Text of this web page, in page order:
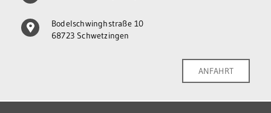
Bodelschwinghstraße 10
68723 Schwetzingen
ANFAHRT